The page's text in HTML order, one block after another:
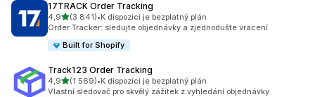
17TRACK Order Tracking
4,9z 5 hvězd
(3 841)
Celkový počet recenzí: 3841
•K dispozici je bezplatný plán
Order Tracker: sledujte objednávky a zjednodušte vracení
Built for Shopify
Track123 Order Tracking
4,9z 5 hvězd
(1 569)
Celkový počet recenzí: 1569
•K dispozici je bezplatný plán
Vlastní sledovač pro skvělý zážitek z vyhledání objednávky.